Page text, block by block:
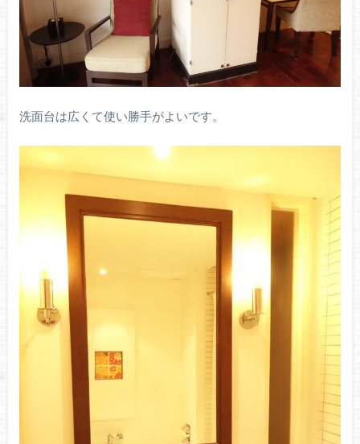
洗面台は広くて使い勝手がよいです。